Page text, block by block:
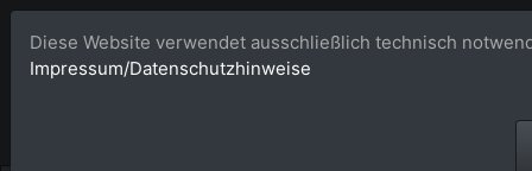
Bildagentur
Diese Website verwendet ausschließlich technisch
Impressum/Datenschutzhinweise